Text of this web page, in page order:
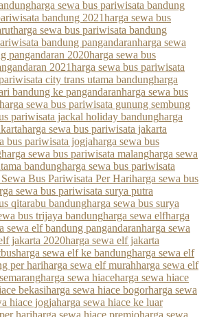
harga sewa bus pariwisata bandung
bandung 2021harga sewa bus
harga sewa bus pariwisata bandung
bandung pangandaranharga sewa
pangandaran 2020harga sewa bus
2021harga sewa bus pariwisata
city trans utama bandungharga
bandung ke pangandaranharga sewa bus
harga sewa bus pariwisata gunung sembung
pariwisata jackal holiday bandungharga
harga sewa bus pariwisata jakarta
bus pariwisata jogjaharga sewa bus
harga sewa bus pariwisata malangharga sewa
bandungharga sewa bus pariwisata
Bus Pariwisata Per Hariharga sewa bus
sewa bus pariwisata surya putra
qitarabu bandungharga sewa bus surya
bus trijaya bandungharga sewa elfharga
sewa elf bandung pangandaranharga sewa
jakarta 2020harga sewa elf jakarta
harga sewa elf ke bandungharga sewa elf
per hariharga sewa elf murahharga sewa elf
harga sewa hiaceharga sewa hiace
bekasiharga sewa hiace bogorharga sewa
hiace jogjaharga sewa hiace ke luar